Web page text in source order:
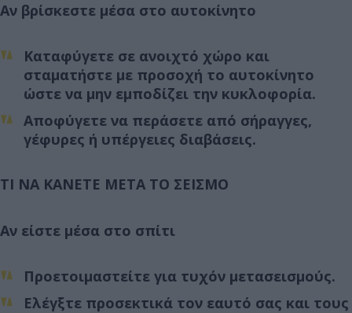
Αν βρίσκεστε μέσα στο αυτοκίνητο
Καταφύγετε σε ανοιχτό χώρο και
σταματήστε με προσοχή το αυτοκίνητο
ώστε να μην εμποδίζει την κυκλοφορία.
Αποφύγετε να περάσετε από σήραγγες,
γέφυρες ή υπέργειες διαβάσεις.
ΤΙ ΝΑ ΚΑΝΕΤΕ ΜΕΤΑ ΤΟ ΣΕΙΣΜΟ
Αν είστε μέσα στο σπίτι
Προετοιμαστείτε για τυχόν μετασεισμούς.
Ελέγξτε προσεκτικά τον εαυτό σας και τους